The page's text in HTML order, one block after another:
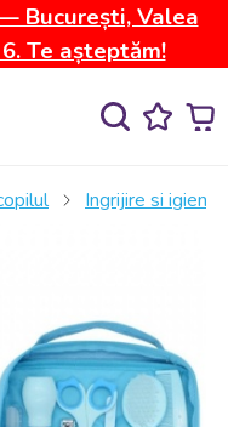
București, Valea
Te așteptăm!
Ingrijire si igiena